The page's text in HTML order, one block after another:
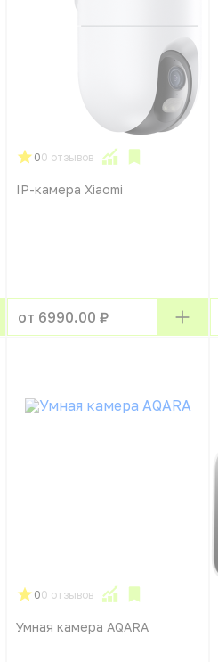
00 отзывов
IP-камера Xiaomi
от 6990.00 ₽
00 отзывов
Умная камера AQARA